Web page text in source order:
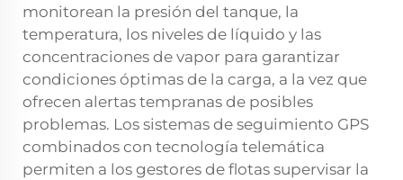
monitorean la presión del tanque, la
temperatura, los niveles de líquido y las
concentraciones de vapor para garantizar
condiciones óptimas de la carga, a la vez que
ofrecen alertas tempranas de posibles
problemas. Los sistemas de seguimiento GPS
combinados con tecnología telemática
permiten a los gestores de flotas supervisar la